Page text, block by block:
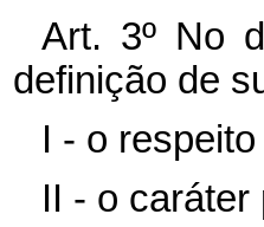
Art. 3º No
definição de
I - o
II - o